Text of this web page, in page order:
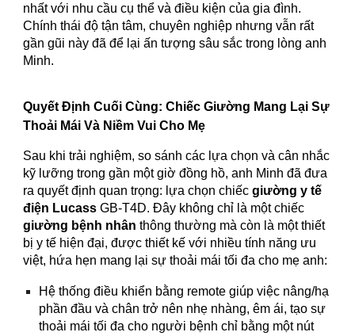
nhất với nhu cầu cụ thể và điều kiện của gia đình.
Chính thái độ tận tâm, chuyên nghiệp nhưng vẫn rất
gần gũi này đã để lại ấn tượng sâu sắc trong lòng anh
Minh.
Quyết Định Cuối Cùng: Chiếc Giường Mang Lại Sự
Thoải Mái Và Niềm Vui Cho Mẹ
Sau khi trải nghiệm, so sánh các lựa chọn và cân nhắc
kỹ lưỡng trong gần một giờ đồng hồ, anh Minh đã đưa
ra quyết định quan trọng: lựa chọn chiếcgiường y tế
điện Lucass GB-T4D. Đây không chỉ là một chiếc
giường bệnh nhân thông thường mà còn là một thiết
bị y tế hiện đại, được thiết kế với nhiều tính năng ưu
việt, hứa hẹn mang lại sự thoải mái tối đa cho mẹ anh:
Hệ thống điều khiển bằng remote giúp việc nâng/hạ
phần đầu và chân trở nên nhẹ nhàng, êm ái, tạo sự
thoải mái tối đa cho người bệnh chỉ bằng một nút